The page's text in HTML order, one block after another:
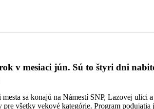
v mesiaci jún. Sú to štyri dni
sa konajú na Námestí SNP, Lazovej
všetky vekové kategórie. Program